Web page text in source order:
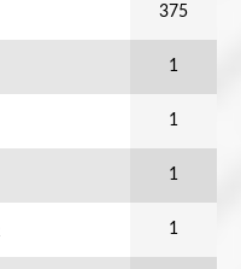
375
1
1
1
1